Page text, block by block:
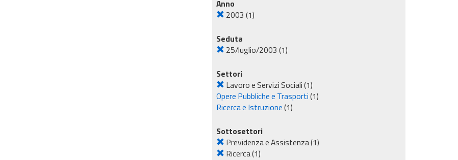
Anno
2003 (1)
Seduta
25/luglio/2003 (1)
Settori
Lavoro e Servizi Sociali(1)
Opere Pubbliche e Trasporti(1)
Ricerca e Istruzione(1)
Sottosettori
Previdenza e Assistenza(1)
Ricerca(1)